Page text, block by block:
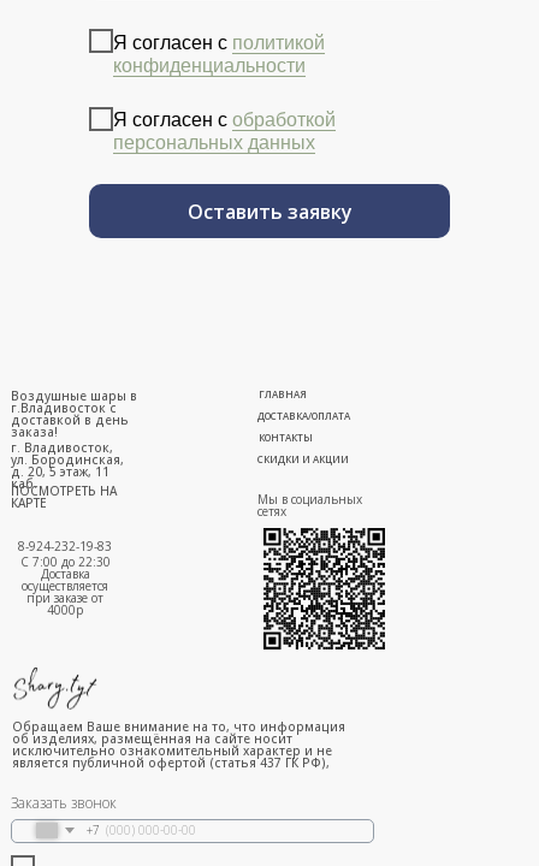
Я согласен с политикой
конфиденциальности
Я согласен с обработкой
персональных данных
Оставить заявку
г. Владивосток,
ул. Бородинская,
д. 20, 5 этаж, 11
каб.
ПОСМОТРЕТЬ НА
КАРТЕ
ГЛАВНАЯ
ДОСТАВКА/ОПЛАТА
СКИДКИ И АКЦИИ
КОНТАКТЫ
8-924-232-19-83
С 7:00 до 22:30
Доставка
осуществляется
при заказе от
4000р
Воздушные шары в
г.Владивосток с
доставкой в день
заказа!
Мы в социальных
сетях
Заказать звонок
+7
Обращаем Ваше внимание на то, что информация
об изделиях, размещённая на сайте носит
исключительно ознакомительный характер и не
является публичной офертой (статья 437 ГК РФ),